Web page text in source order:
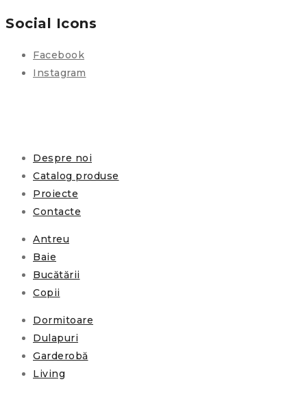
Social Icons
Facebook
Instagram
Despre noi
Catalog produse
Proiecte
Contacte
Antreu
Baie
Bucătării
Copii
Dormitoare
Dulapuri
Garderobă
Living